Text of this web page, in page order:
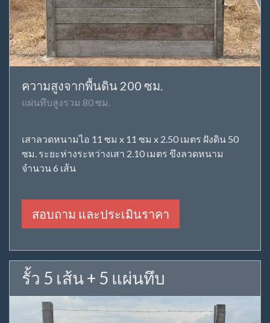
ความสูงจากพื้นดิน 200 ซม.
แผ่นทึบสูงรวม 80 ซม.
เสาลวดหนามไอ 11 ซม x 11 ซม x 2.50 เมตร ฝังดิน 50
ซม. ระยะห่างระหว่างเสา 2.10 เมตร ขึงลวดหนาม
จำนวน 6 เส้น
สอบถาม และประเมินราคา
รั้ว 5 เส้น + 5 แผ่นทึบ